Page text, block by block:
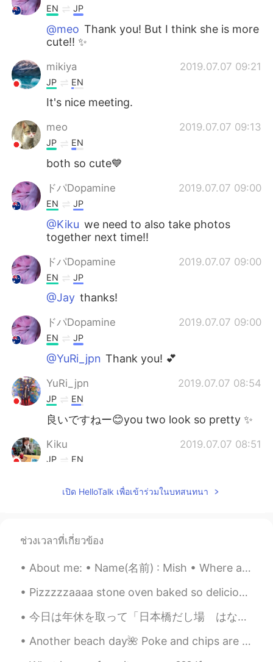
EN JP
@meo Thank you! But I think she is more
cute!! ✨
mikiya 2019.07.07 09:21
JP EN
It's nice meeting.
meo 2019.07.07 09:13
JP EN
both so cute💙
ドパDopamine 2019.07.07 09:00
EN JP
@Kiku we need to also take photos
together next time!!
ドパDopamine 2019.07.07 09:00
EN JP
@Jay thanks!
ドパDopamine 2019.07.07 09:00
EN JP
@YuRi_jpn Thank you! 💕
YuRi_jpn 2019.07.07 08:54
JP EN
良いですねー😊you two look so pretty ✨
Kiku 2019.07.07 08:51
JP EN
Really cool
เปิด HelloTalk เพื่อเข้าร่วมในบทสนทนา
ช่วงเวลาที่เกี่ยวข้อง
About me: • Name(名前) : Mish • Where are you from?(出身) : London, England, UK • Height (背の高さ) : 179...
Pizzzzzaaaa stone oven baked so delicious, my friend chef 👩🏻‍🍳 made it for me haha! Thank you 🙏 s...
今日は年休を取って「日本橋だし場 はなれ」というお店でランチを食べました。とても美味しかったです🤤日本だしの味を活かした料理が定番ですので低塩で健康的な食事ばかりでした✨好きなだし料理のは何かあ...
Another beach day🌺 Poke and chips are my favorite beach snacks😆 最近はいつもビーチにいます〜 好きなビーチのおやつがポケとチッ...